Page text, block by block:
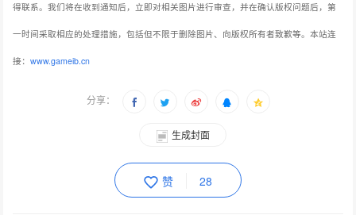
得联系。我们将在收到通知后，立即对相关图片进行审查，并在确认版权问题后，第
一时间采取相应的处理措施，包括但不限于删除图片、向版权所有者致歉等。本站连
接：www.gameib.cn
分享：
生成封面
赞 28